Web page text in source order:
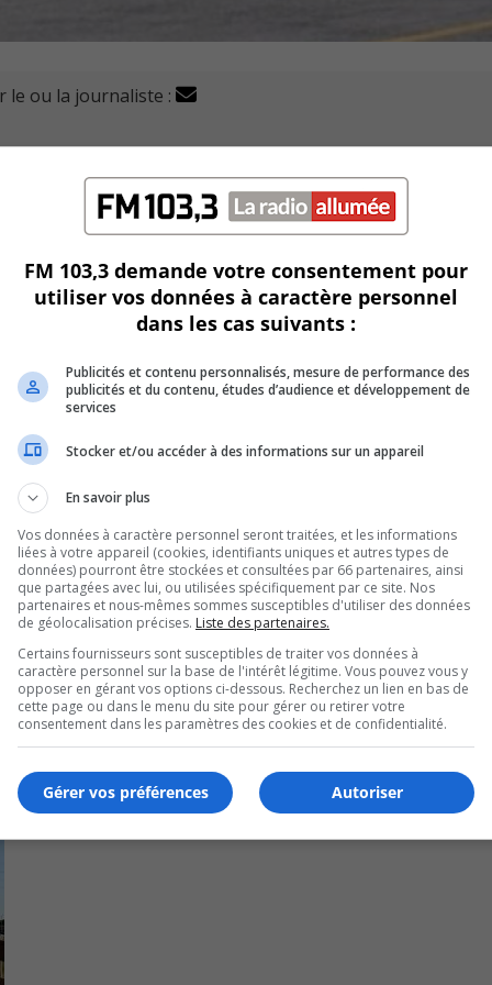
le ou la journaliste :
plan pour l’accès à l’aéroport.
sur la voie publique, le MET a fait plusieurs
transport de Longueuil comme l’explique le vice-
travailleurs de la zone innovation.
québécoise Greenplay pour favoriser le covoiturage
00:00
vélo, un partenariat avec Bixi permettra de se rendre
FM 103,3 demande votre consentement pour
utiliser vos données à caractère personnel
dans les cas suivants :
Publicités et contenu personnalisés, mesure de performance des
publicités et du contenu, études d’audience et développement de
services
Stocker et/ou accéder à des informations sur un appareil
En savoir plus
Vos données à caractère personnel seront traitées, et les informations
liées à votre appareil (cookies, identifiants uniques et autres types de
données) pourront être stockées et consultées par 66 partenaires, ainsi
que partagées avec lui, ou utilisées spécifiquement par ce site. Nos
partenaires et nous-mêmes sommes susceptibles d'utiliser des données
de géolocalisation précises. Liste des partenaires.
Certains fournisseurs sont susceptibles de traiter vos données à
caractère personnel sur la base de l'intérêt légitime. Vous pouvez vous y
opposer en gérant vos options ci-dessous. Recherchez un lien en bas de
cette page ou dans le menu du site pour gérer ou retirer votre
consentement dans les paramètres des cookies et de confidentialité.
Autoriser
Gérer vos préférences